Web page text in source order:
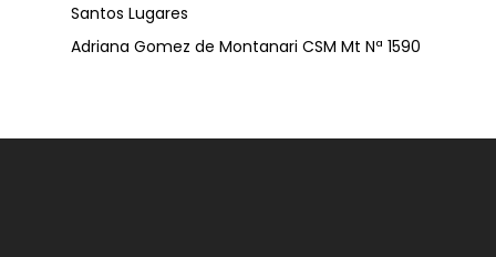
Santos Lugares
Adriana Gomez de Montanari CSM Mt Nª 1590